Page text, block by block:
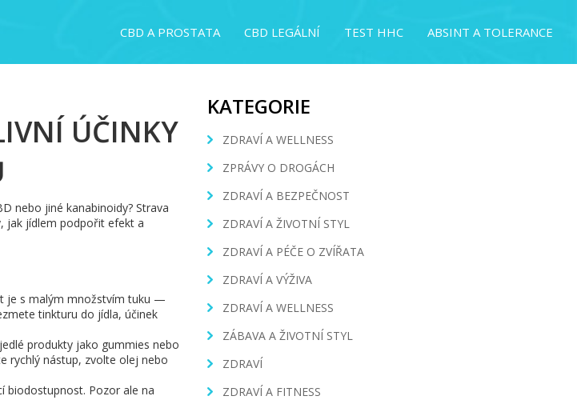
CBD A PROSTATA CBD LEGÁLNÍ TEST HHC ABSINT A TOLERANCE
ÚČINKY
nebo jiné kanabinoidy? Strava
jak jídlem podpořit efekt a
je s malým množstvím tuku —
tinkturu do jídla, účinek
produkty jako gummies nebo
rychlý nástup, zvolte olej nebo
biodostupnost. Pozor ale na
KATEGORIE
ZDRAVÍ A WELLNESS
ZPRÁVY O DROGÁCH
ZDRAVÍ A BEZPEČNOST
ZDRAVÍ A ŽIVOTNÍ STYL
ZDRAVÍ A PÉČE O ZVÍŘATA
ZDRAVÍ A VÝŽIVA
ZDRAVÍ A WELLNESS
ZÁBAVA A ŽIVOTNÍ STYL
ZDRAVÍ
ZDRAVÍ A FITNESS